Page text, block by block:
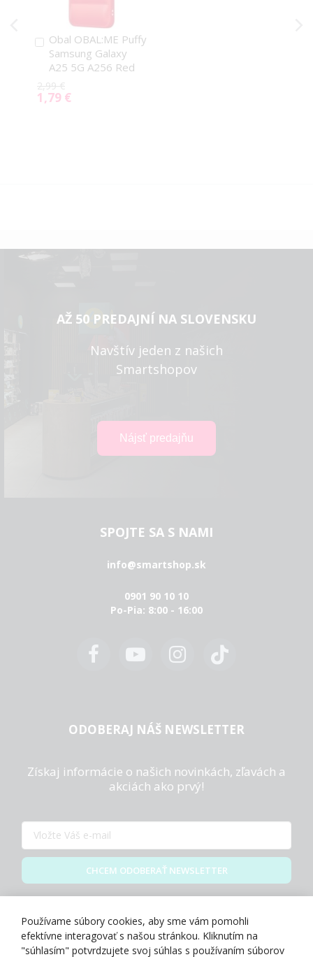
Obal OBAL:ME Puffy
Samsung Galaxy
A25 5G A256 Red
2,99 €
Special
1,79 €
Pridať
do
košíka
AŽ 50 PREDAJNÍ NA SLOVENSKU
Navštív jeden z našich
Smartshopov
SPOJTE SA S NAMI
info@smartshop.sk
0901 90 10 10
Po-Pia: 8:00 - 16:00
ODOBERAJ NÁŠ NEWSLETTER
Získaj informácie o našich novinkách, zľavách a
akciách ako prvý!
CHCEM ODOBERAŤ NEWSLETTER
Používame súbory cookies, aby sme vám pomohli
efektívne interagovať s našou stránkou. Kliknutím na
"súhlasím" potvrdzujete svoj súhlas s používaním súborov